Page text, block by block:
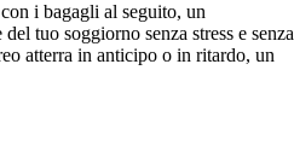
i bagagli al seguito, un
tuo soggiorno senza stress e senza
atterra in anticipo o in ritardo, un